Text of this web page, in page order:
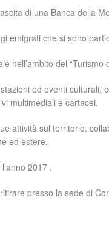
di una Banca della
emigrati che si sono
nell’ambito del “Turismo
ed eventi culturali,
multimediali e cartacei.
attività sul territorio,
ed estere.
2017 .
presso la sede di